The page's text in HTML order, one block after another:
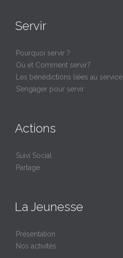
Servir
Pourquoi servir ?
Où et Comment servir?
Les bénédictions liées au service
S’engager pour servir
Actions
Suivi Social
Partage
La Jeunesse
Présentation
Nos activités